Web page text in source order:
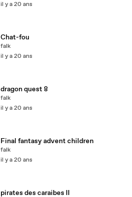
il y a 20 ans
Chat-fou
falk
il y a 20 ans
dragon quest 8
falk
il y a 20 ans
Final fantasy advent children
falk
il y a 20 ans
pirates des caraibes II